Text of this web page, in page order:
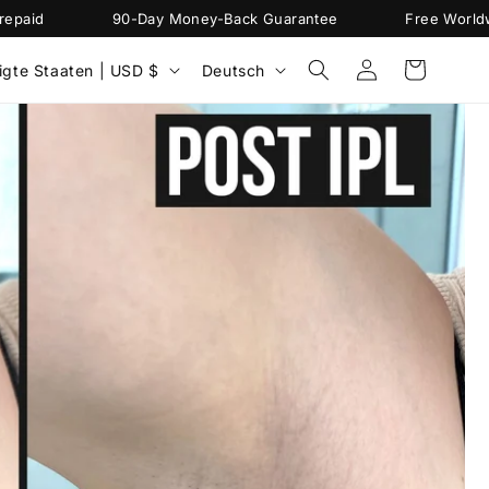
90-Day Money-Back Guarantee Free Worldwide
Vereinigte Staaten | USD $
S
p
r
a
Deutsch EinloggenWarenkorb